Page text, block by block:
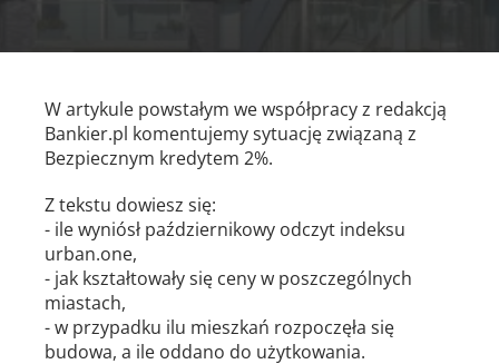
W artykule powstałym we współpracy z redakcją
Bankier.pl komentujemy sytuację związaną z
Bezpiecznym kredytem 2%.
Z tekstu dowiesz się:
- ile wyniósł październikowy odczyt indeksu
urban.one,
- jak kształtowały się ceny w poszczególnych
miastach,
- w przypadku ilu mieszkań rozpoczęła się
budowa, a ile oddano do użytkowania.